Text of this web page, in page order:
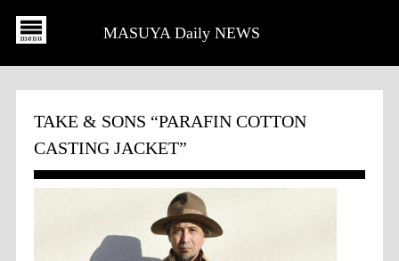
MASUYA Daily NEWS
TAKE & SONS “PARAFIN COTTON
CASTING JACKET”